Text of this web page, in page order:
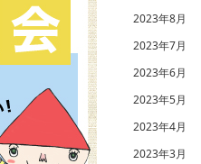
2023年8月
2023年7月
2023年6月
2023年5月
2023年4月
2023年3月